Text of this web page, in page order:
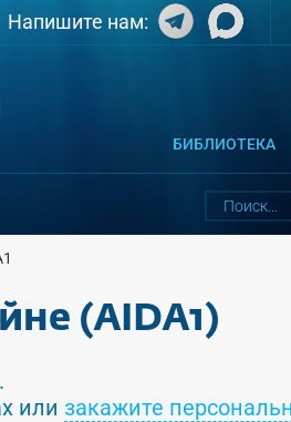
Напишите нам:
БИБЛИОТЕКА
(AIDA1)
или закажите